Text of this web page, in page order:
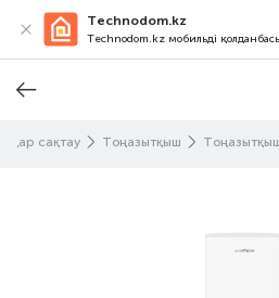
Technodom.kz
Technodom.kz мобильді
сақтау Тоңазытқыш